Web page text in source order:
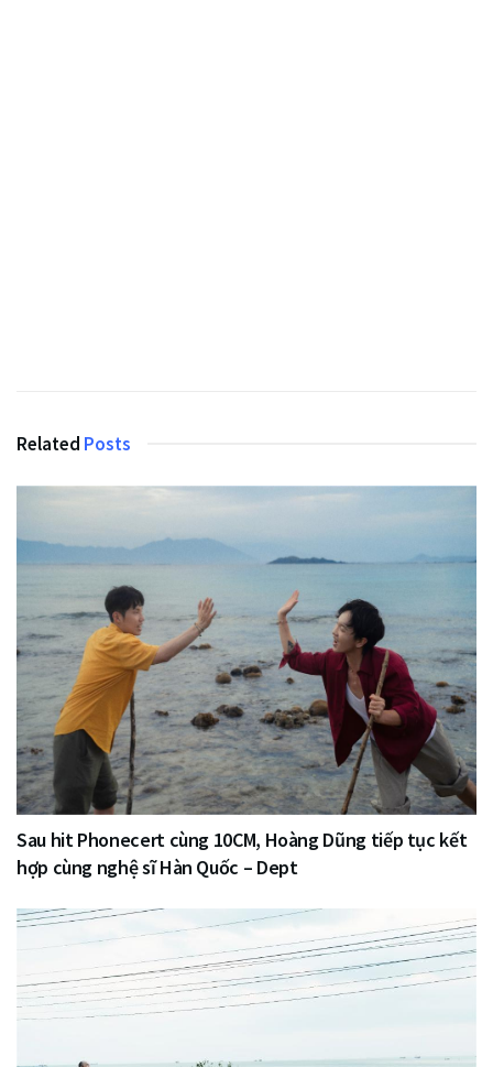
Related Posts
Sau hit Phonecert cùng 10CM, Hoàng Dũng tiếp tục kết
hợp cùng nghệ sĩ Hàn Quốc – Dept